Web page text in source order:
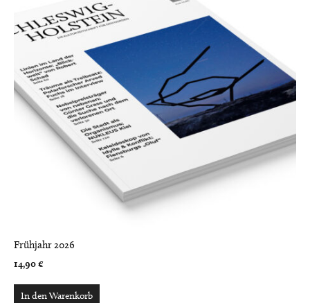
Frühjahr 2026
14,90€
In den Warenkorb